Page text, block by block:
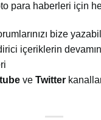
para haberleri için
bize
içeriklerin
ve Twitter